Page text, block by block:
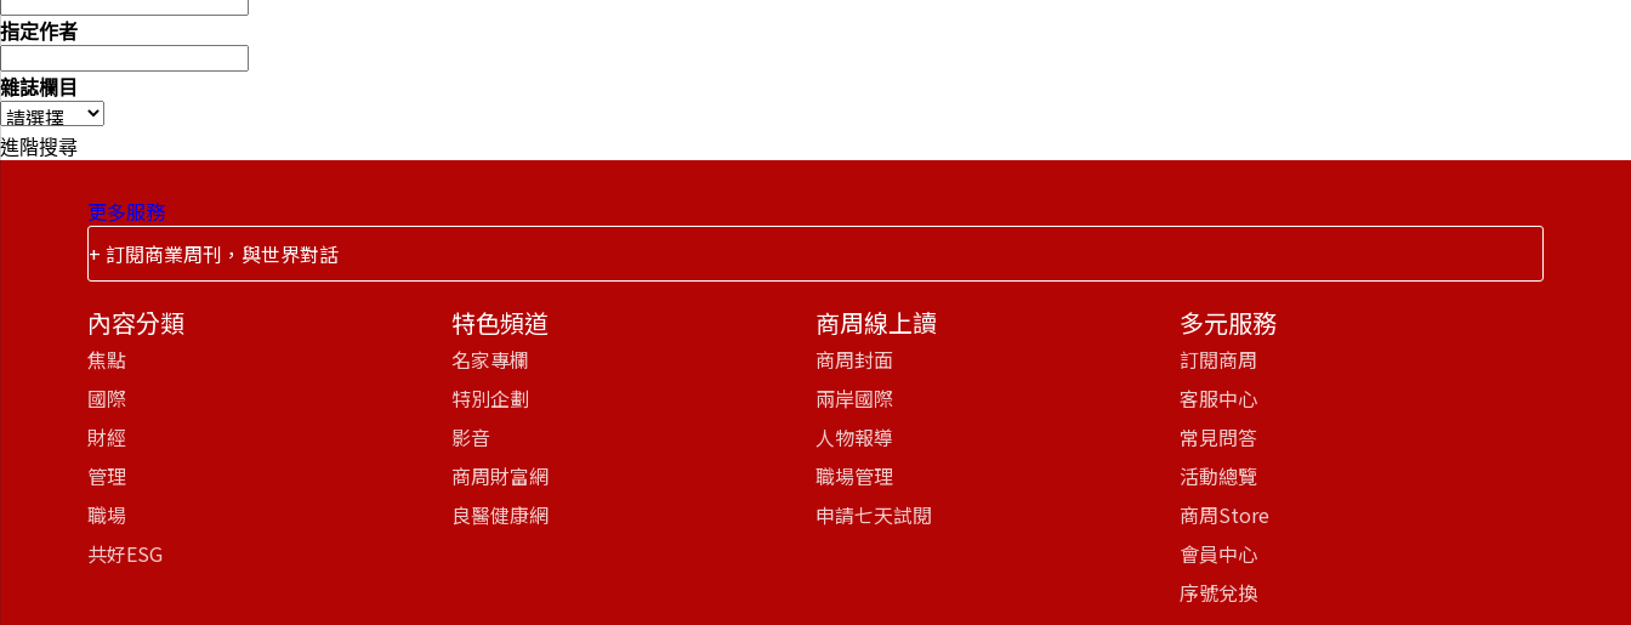
指定作者
雜誌欄目
進階搜尋
更多服務
+ 訂閱商業周刊，與世界對話
內容分類
焦點
國際
財經
管理
職場
共好ESG
特色頻道
名家專欄
特別企劃
影音
商周財富網
良醫健康網
商周線上讀
商周封面
兩岸國際
人物報導
職場管理
申請七天試閱
多元服務
訂閱商周
客服中心
常見問答
活動總覽
商周Store
會員中心
序號兌換